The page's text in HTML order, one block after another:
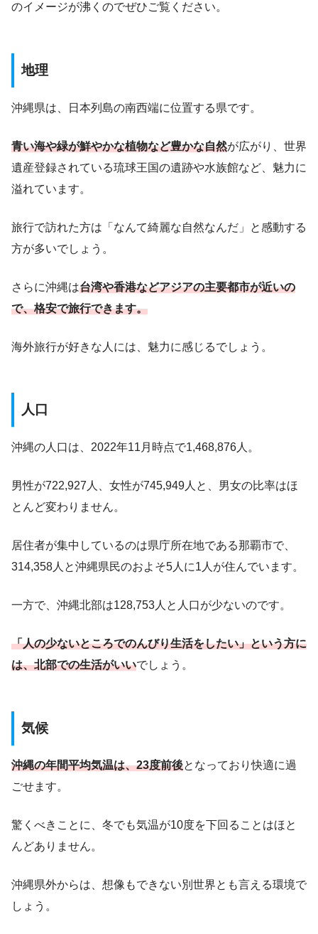
のイメージが沸くのでぜひご覧ください。
地理
沖縄県は、日本列島の南西端に位置する県です。
青い海や緑が鮮やかな植物など豊かな自然が広がり、世界
遺産登録されている琉球王国の遺跡や水族館など、魅力に
溢れています。
旅行で訪れた方は「なんて綺麗な自然なんだ」と感動する
方が多いでしょう。
さらに沖縄は台湾や香港などアジアの主要都市が近いの
で、格安で旅行できます。
海外旅行が好きな人には、魅力に感じるでしょう。
人口
沖縄の人口は、2022年11月時点で1,468,876人。
男性が722,927人、女性が745,949人と、男女の比率はほ
とんど変わりません。
居住者が集中しているのは県庁所在地である那覇市で、
314,358人と沖縄県民のおよそ5人に1人が住んでいます。
一方で、沖縄北部は128,753人と人口が少ないのです。
「人の少ないところでのんびり生活をしたい」という方に
は、北部での生活がいいでしょう。
気候
​​沖縄の年間平均気温は、23度前後となっており快適に過
ごせます。
驚くべきことに、冬でも気温が10度を下回ることはほと
んどありません。
沖縄県外からは、想像もできない別世界とも言える環境で
しょう。